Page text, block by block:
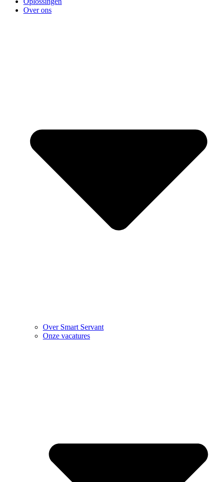
Over ons
Over Smart Servant
Onze vacatures